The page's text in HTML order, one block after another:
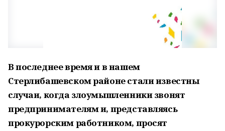
В последнее время и в нашем
Стерлибашевском районе стали известны
случаи, когда злоумышленники звонят
предпринимателям и, представляясь
прокурорским работником, просят